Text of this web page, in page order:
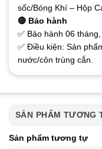
sốc/Bóng Khí – Hộp
🔴 Bảo hành
✅ Bảo hành 06 tháng,
✅ Điều kiện: Sản
nước/côn trùng cắn.
SẢN PHẨM TƯƠNG
Sản phẩm tương tự